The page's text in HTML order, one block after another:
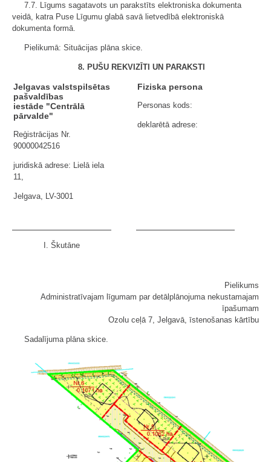
7.7. Līgums sagatavots un parakstīts elektroniska dokumenta
veidā, katra Puse Līgumu glabā savā lietvedībā elektroniskā
dokumenta formā.
Pielikumā: Situācijas plāna skice.
8. PUŠU REKVIZĪTI UN PARAKSTI
Jelgavas valstspilsētas
pašvaldības
iestāde "Centrālā
pārvalde"
Reģistrācijas Nr.
90000042516
juridiskā adrese: Lielā iela
11,
Jelgava, LV-3001
Fiziska persona
Personas kods:
deklarētā adrese:
I. Škutāne
Pielikums
Administratīvajam līgumam par detālplānojuma nekustamajam
īpašumam
Ozolu ceļā 7, Jelgavā, īstenošanas kārtību
Sadalījuma plāna skice.